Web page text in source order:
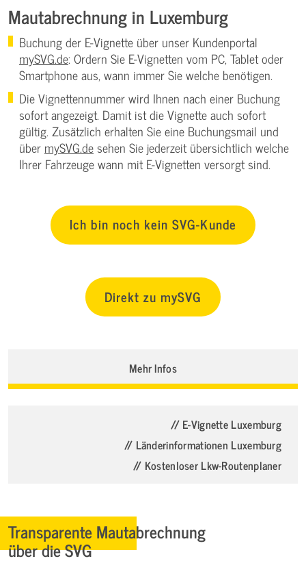
Mautabrechnung in Luxemburg
Buchung der E-Vignette über unser Kundenportal
mySVG.de: Ordern Sie E-Vignetten vom PC, Tablet oder
Smartphone aus, wann immer Sie welche benötigen.
Die Vignettennummer wird Ihnen nach einer Buchung
sofort angezeigt. Damit ist die Vignette auch sofort
gültig. Zusätzlich erhalten Sie eine Buchungsmail und
über mySVG.de sehen Sie jederzeit übersichtlich welche
Ihrer Fahrzeuge wann mit E-Vignetten versorgt sind.
Ich bin noch kein SVG-Kunde
Direkt zu mySVG
Mehr Infos
// E-Vignette Luxemburg
// Länderinformationen Luxemburg
// Kostenloser Lkw-Routenplaner
Transparente Mautabrechnung
über die SVG